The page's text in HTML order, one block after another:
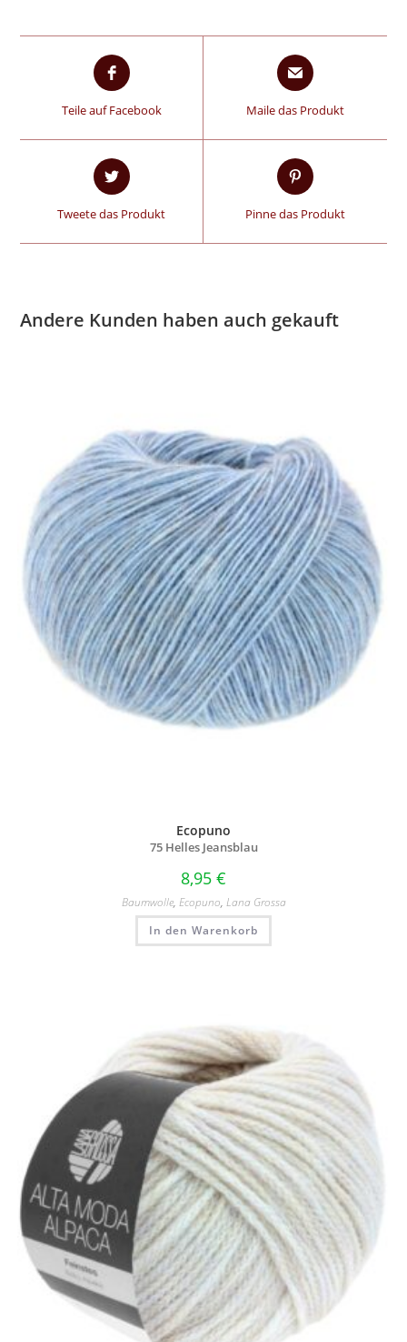
Teile auf Facebook Maile das Produkt
Tweete das Produkt Pinne das Produkt
Andere Kunden haben auch gekauft
Ecopuno
75 Helles Jeansblau
8,95 €
Baumwolle, Ecopuno, Lana Grossa
In den Warenkorb